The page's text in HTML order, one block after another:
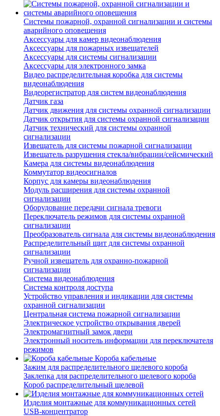
Системы пожарной, охранной сигнализации и системы
аварийного оповещения
Аксессуары для камер видеонаблюдения
Аксессуары для пожарных извещателей
Аксессуары для системы сигнализации
Аксессуары для электронного замка
Видео распределительная коробка для системы
видеонаблюдения
Видеорегистратор для систем видеонаблюдения
Датчик газа
Датчик движения для системы охранной сигнализации
Датчик открытия для системы охранной сигнализации
Датчик технический для системы охранной
сигнализации
Извещатель для системы пожарной сигнализации
Извещатель разрушения стекла/вибрации/сейсмический
Камера для системы видеонаблюдения
Коммутатор видеосигналов
Корпус для камеры видеонаблюдения
Модуль расширения для системы охранной
сигнализации
Оборудование передачи сигнала тревоги
Переключатель режимов для системы охранной
сигнализации
Преобразователь сигнала для системы видеонаблюдения
Распределительный щит для системы охранной
сигнализации
Ручной извещатель для охранно-пожарной
сигнализации
Система видеонаблюдения
Система контроля доступа
Устройство управления и индикации для системы
охранной сигнализации
Центральная система пожарной сигнализации
Электрическое устройство открывания дверей
Электромагнитный замок двери
Электронный носитель информации для переключателя
режимов
Короба кабельные
Зажим для распределительного щелевого короба
Заклепка для распределительного щелевого короба
Короб распределительный щелевой
Изделия монтажные для коммуникационных сетей
USB-концентратор